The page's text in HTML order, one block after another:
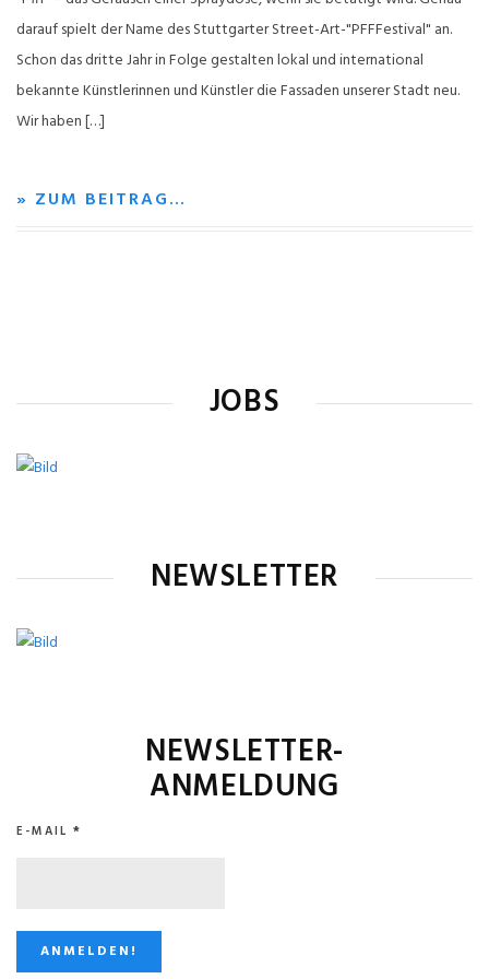
darauf spielt der Name des Stuttgarter Street-Art-"PFFFestival" an.
Schon das dritte Jahr in Folge gestalten lokal und international
bekannte Künstlerinnen und Künstler die Fassaden unserer Stadt neu.
Wir haben […]
» ZUM BEITRAG…
JOBS
NEWSLETTER
NEWSLETTER-
ANMELDUNG
E-MAIL *